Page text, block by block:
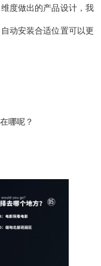
度做出的产品设计，我
动安装合适位置可以更
哪呢？